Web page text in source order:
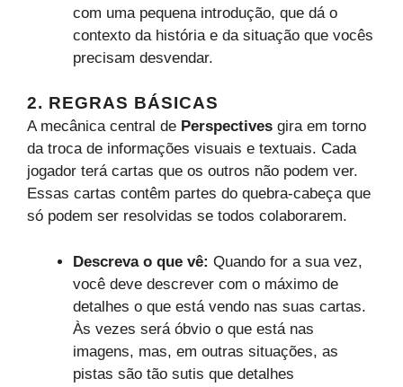
com uma pequena introdução, que dá o
contexto da história e da situação que vocês
precisam desvendar.
2. REGRAS BÁSICAS
A mecânica central de Perspectives gira em torno
da troca de informações visuais e textuais. Cada
jogador terá cartas que os outros não podem ver.
Essas cartas contêm partes do quebra-cabeça que
só podem ser resolvidas se todos colaborarem.
Descreva o que vê: Quando for a sua vez,
você deve descrever com o máximo de
detalhes o que está vendo nas suas cartas.
Às vezes será óbvio o que está nas
imagens, mas, em outras situações, as
pistas são tão sutis que detalhes